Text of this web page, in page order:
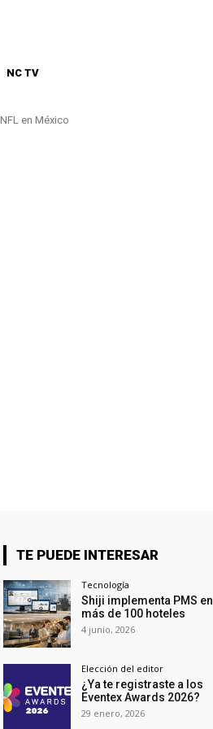
NC TV
en México
TE PUEDE INTERESAR
Tecnología
Shiji implementa PMS en
más de 100 hoteles
4 junio, 2026
Elección del editor
¿Ya te registraste a los
Eventex Awards 2026?
29 enero, 2026